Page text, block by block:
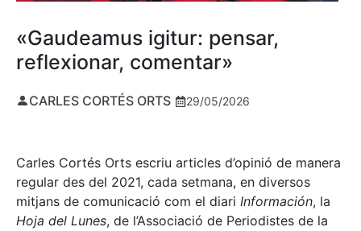
«Gaudeamus igitur: pensar,
reflexionar, comentar»
CARLES CORTÉS ORTS 29/05/2026
Carles Cortés Orts escriu articles d’opinió de manera
regular des del 2021, cada setmana, en diversos
mitjans de comunicació com el diari Información, la
Hoja del Lunes, de l’Associació de Periodistes de la